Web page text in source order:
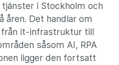
i Stockholm och
åren. Det handlar om
it-infrastruktur till
såsom AI, RPA
ligger den fortsatt